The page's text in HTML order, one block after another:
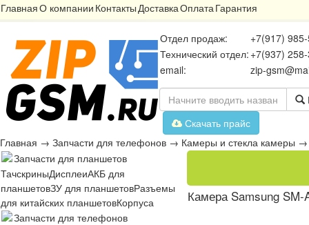
ГлавнаяО компании КонтактыДоставкаОплатаГарантия
Отдел продаж:
+7(917)
Технический отдел: +7(937)
email:
zip-
Скачать прайс
Главная → Запчасти для телефонов → Камеры и стекла камеры
Запчасти для планшетов
ТачскриныДисплеиАКБ для
планшетовЗУ для планшетовРазъемы
для китайских планшетовКорпуса
Запчасти для телефонов
Камера Samsung SM-